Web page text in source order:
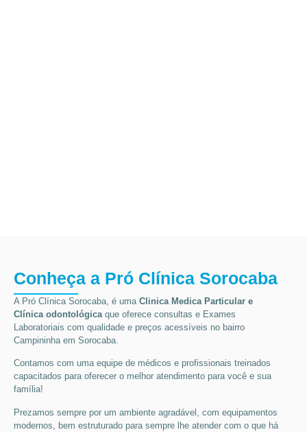
Conheça a Pró Clínica Sorocaba
A Pró Clínica Sorocaba, é uma Clinica Medica Particular e
Clínica odontológicaque oferece consultas e Exames
Laboratoriais com qualidade e preços acessíveis no bairro
Campininha em Sorocaba.
Contamos com uma equipe de médicos e profissionais treinados
capacitados para oferecer o melhor atendimento para você e sua
família!
Prezamos sempre por um ambiente agradável, com equipamentos
modernos, bem estruturado para sempre lhe atender com o que há